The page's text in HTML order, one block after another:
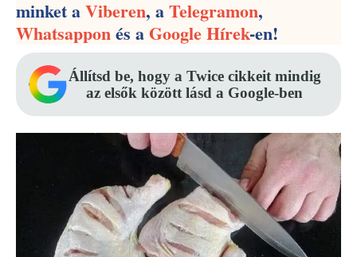
minket aViberen, aTelegramon,
Whatsapponés aGoogle Hírek-en!
Állítsd be, hogy a Twice cikkeit mindig
az elsők között lásd a Google-ben